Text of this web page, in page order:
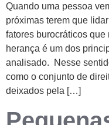
Quando uma pessoa
próximas terem que
fatores burocráticos
herança é um dos
analisado. Nesse
como o conjunto de
deixados pela […]